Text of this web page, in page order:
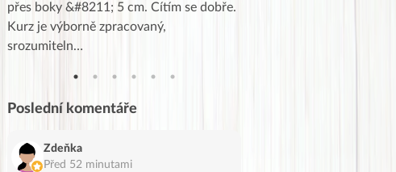
přes boky &#8211; 5 cm. Cítím se dobře.
Kurz je výborně zpracovaný,
srozumiteln…
Poslední komentáře
Zdeňka
Před 52 minutami